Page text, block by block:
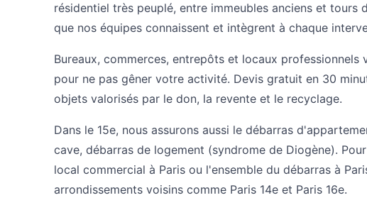
résidentiel très peuplé, entre immeubles anciens et
que nos équipes connaissent et intègrent à chaque
Bureaux, commerces, entrepôts et locaux
pour ne pas gêner votre activité. Devis gratuit en 30
objets valorisés par le don, la revente et le recyclage.
Dans le 15e, nous assurons aussi le débarras
cave, débarras de logement (syndrome de Diogène).
local commercial à Paris ou l'ensemble du débarras à
arrondissements voisins comme Paris 14e et Paris 16e.